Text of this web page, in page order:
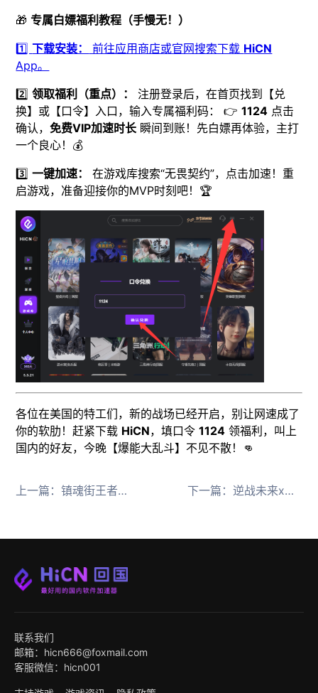
🎁专属白嫖福利教程（手慢无！）
1️⃣下载安装： 前往应用商店或官网搜索下载 HiCN
App。
2️⃣领取福利（重点）：
注册登录后，在首页找到【兑
换】或【口令】入口，输入专属福利码： 👉1124 点击
确认，免费VIP加速时长瞬间到账！先白嫖再体验，主打
一个良心！💰
3️⃣一键加速：
在游戏库搜索“无畏契约”，点击加速！重
启游戏，准备迎接你的MVP时刻吧！🏆
各位在美国的特工们，新的战场已经开启，别让网速成了
你的软肋！赶紧下载 HiCN，填口令1124 领福利，叫上
国内的好友，今晚【爆能大乱斗】不见不散！👊
上一篇：镇魂街王者归来今日开测！泰国海外怎么玩国服镇魂街？ 下一篇：逆战未来x星际传奇联动！海外玩国服游戏卡顿延迟高用什么回国加速器？
联系我们
邮箱：hicn666@foxmail.com
客服微信：hicn001